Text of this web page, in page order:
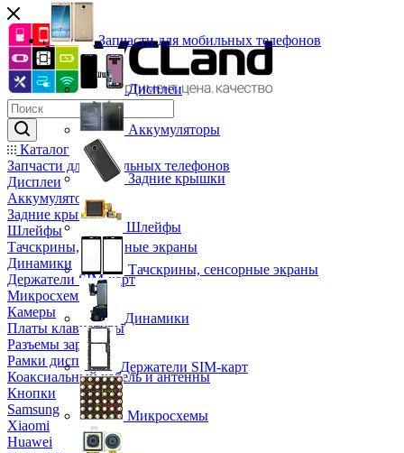
Каталог
Запчасти для мобильных телефонов
Дисплеи
Аккумуляторы
Задние крышки
Шлейфы
Тачскрины, сенсорные экраны
Динамики
Держатели SIM-карт
Микросхемы
Камеры
Платы клавиатуры
Разъемы зарядки
Рамки дисплея
Коаксиальный кабель и антенны
Кнопки
Samsung
Xiaomi
Huawei
Запчасти для мобильных телефонов
Дисплеи
Аккумуляторы
Задние крышки
Шлейфы
Тачскрины, сенсорные экраны
Динамики
Держатели SIM-карт
Микросхемы